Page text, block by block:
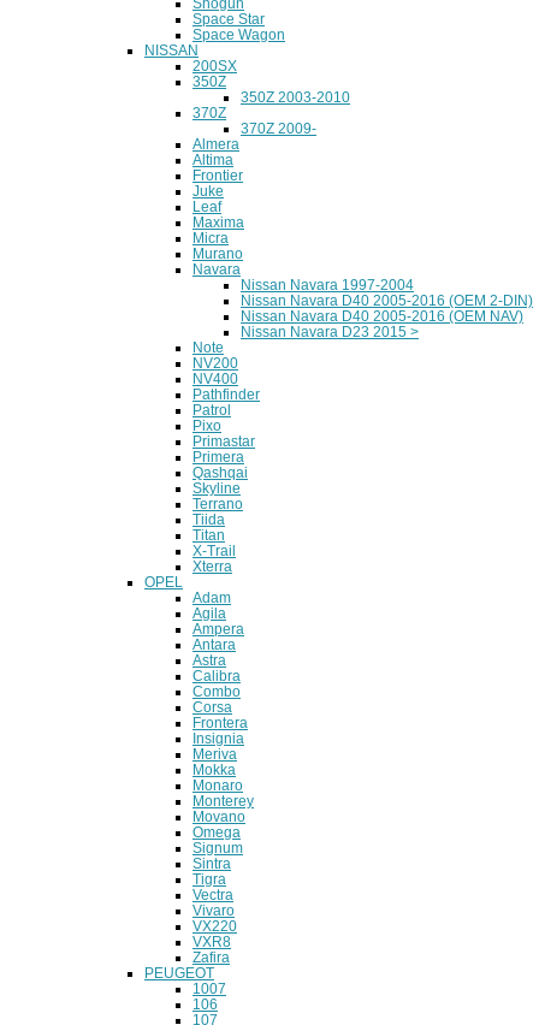
Shogun
Space Star
Space Wagon
NISSAN
200SX
350Z
350Z 2003-2010
370Z
370Z 2009-
Almera
Altima
Frontier
Juke
Leaf
Maxima
Micra
Murano
Navara
Nissan Navara 1997-2004
Nissan Navara D40 2005-2016 (OEM 2-DIN)
Nissan Navara D40 2005-2016 (OEM NAV)
Nissan Navara D23 2015 >
Note
NV200
NV400
Pathfinder
Patrol
Pixo
Primastar
Primera
Qashqai
Skyline
Terrano
Tiida
Titan
X-Trail
Xterra
OPEL
Adam
Agila
Ampera
Antara
Astra
Calibra
Combo
Corsa
Frontera
Insignia
Meriva
Mokka
Monaro
Monterey
Movano
Omega
Signum
Sintra
Tigra
Vectra
Vivaro
VX220
VXR8
Zafira
PEUGEOT
1007
106
107